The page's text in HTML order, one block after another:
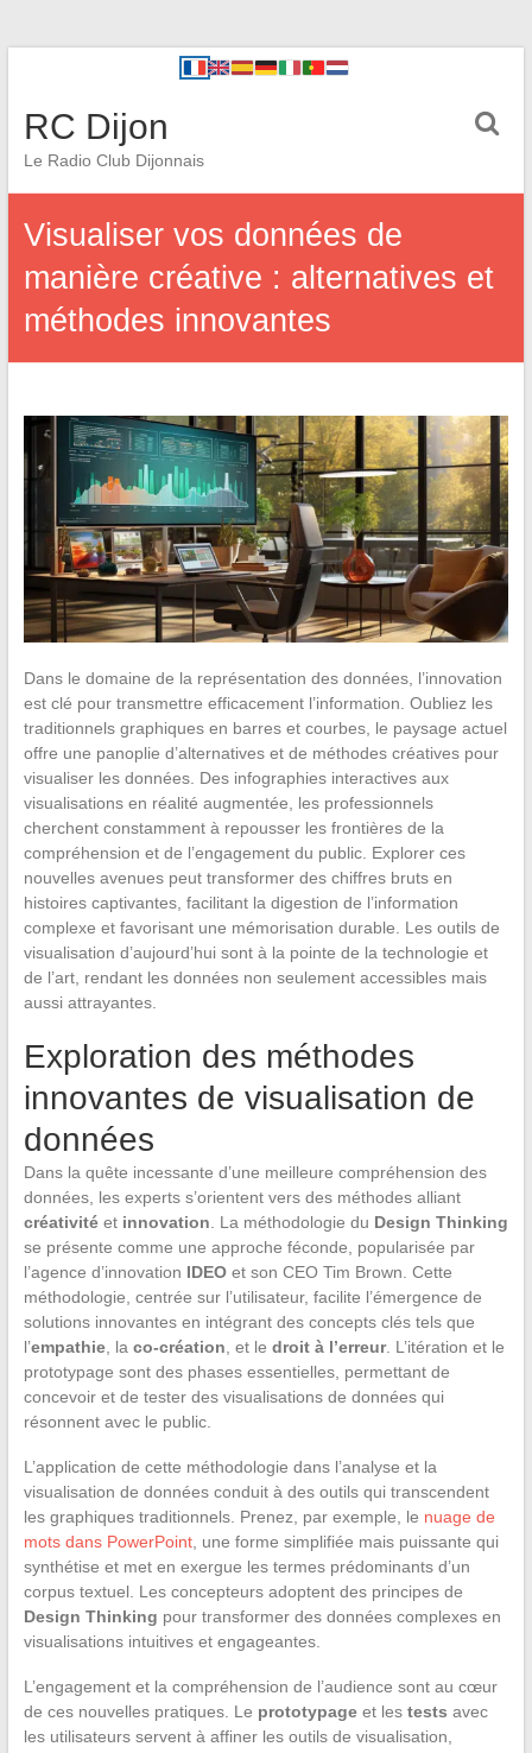
RC Dijon
Le Radio Club Dijonnais
Visualiser vos données de
manière créative : alternatives et
méthodes innovantes
Dans le domaine de la représentation des données, l’innovation
est clé pour transmettre efficacement l’information. Oubliez les
traditionnels graphiques en barres et courbes, le paysage actuel
offre une panoplie d’alternatives et de méthodes créatives pour
visualiser les données. Des infographies interactives aux
visualisations en réalité augmentée, les professionnels
cherchent constamment à repousser les frontières de la
compréhension et de l’engagement du public. Explorer ces
nouvelles avenues peut transformer des chiffres bruts en
histoires captivantes, facilitant la digestion de l’information
complexe et favorisant une mémorisation durable. Les outils de
visualisation d’aujourd’hui sont à la pointe de la technologie et
de l’art, rendant les données non seulement accessibles mais
aussi attrayantes.
Exploration des méthodes
innovantes de visualisation de
données
Dans la quête incessante d’une meilleure compréhension des
données, les experts s’orientent vers des méthodes alliant
créativitéet innovation . La méthodologie du Design Thinking
se présente comme une approche féconde, popularisée par
l’agence d’innovation IDEOet son CEO Tim Brown. Cette
méthodologie, centrée sur l’utilisateur, facilite l’émergence de
solutions innovantes en intégrant des concepts clés tels que
l’empathie, la co-création , et le droit à l’erreur. L’itération et le
prototypage sont des phases essentielles, permettant de
concevoir et de tester des visualisations de données qui
résonnent avec le public.
L’application de cette méthodologie dans l’analyse et la
visualisation de données conduit à des outils qui transcendent
les graphiques traditionnels. Prenez, par exemple, le nuage de
mots dans PowerPoint, une forme simplifiée mais puissante qui
synthétise et met en exergue les termes prédominants d’un
corpus textuel. Les concepteurs adoptent des principes de
Design Thinking pour transformer des données complexes en
visualisations intuitives et engageantes.
L’engagement et la compréhension de l’audience sont au cœur
de ces nouvelles pratiques. Le prototypageet les tests avec
les utilisateurs servent à affiner les outils de visualisation,